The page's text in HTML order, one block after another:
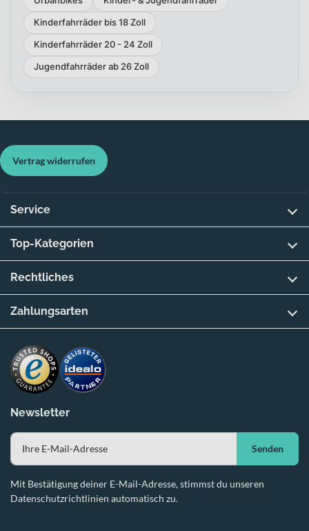
Kinderfahrräder bis 18 Zoll
Kinderfahrräder 20 - 24 Zoll
Jugendfahrräder ab 26 Zoll
Newsletter
Senden
Mit Bestätigung deiner E-Mail-Adresse, stimmst du unseren
Datenschutzrichtlinien automatisch zu.
Vertrag widerrufen
Service
Top-Kategorien
Rechtliches
Zahlungsarten